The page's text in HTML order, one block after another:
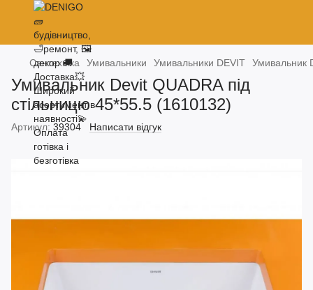
Сантехніка Умивальники Умивальники DEVIT Умивальник
Умивальник Devit QUADRA під
стільницю 45*55.5 (1610132)
Артикул: 39304 Написати відгук